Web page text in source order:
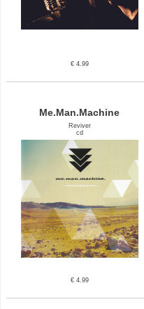
€ 4.99
Me.Man.Machine
Reviver
cd
€ 4.99